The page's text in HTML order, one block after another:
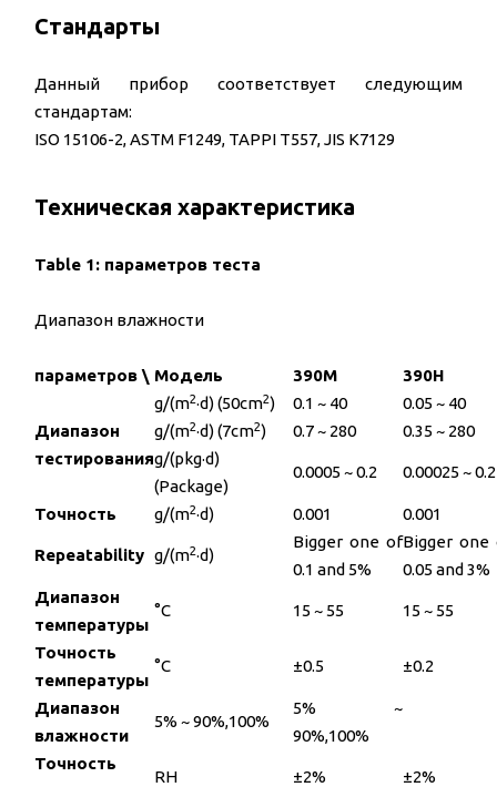
Стандарты
Данный прибор соответствует следующим
стандартам:
ISO 15106-2, ASTM F1249, TAPPI T557, JIS K7129
Техническая характеристика
Table 1: параметров теста
Диапазон влажности
параметров \ Модель 390M 390H
Диапазон
тестирования
g/(m2·d) (50cm2) 0.1 ~ 40
0.05 ~ 40
g/(m2·d) (7cm2) 0.7 ~ 280
0.35 ~ 280
g/(pkg·d)
(Package)
0.0005 ~ 0.2 0.00025 ~ 0.2
Точность g/(m2·d) 0.001 0.001
Repeatability g/(m2·d)
Bigger one of
0.1 and 5%
Bigger one
0.05 and 3%
Диапазон
температуры
°C 15 ~ 55 15 ~ 55
Точность
температуры
°C ±0.5 ±0.2
Диапазон
влажности
5% ~ 90%,100%
5% ~
90%,100%
Точность
RH ±2% ±2%